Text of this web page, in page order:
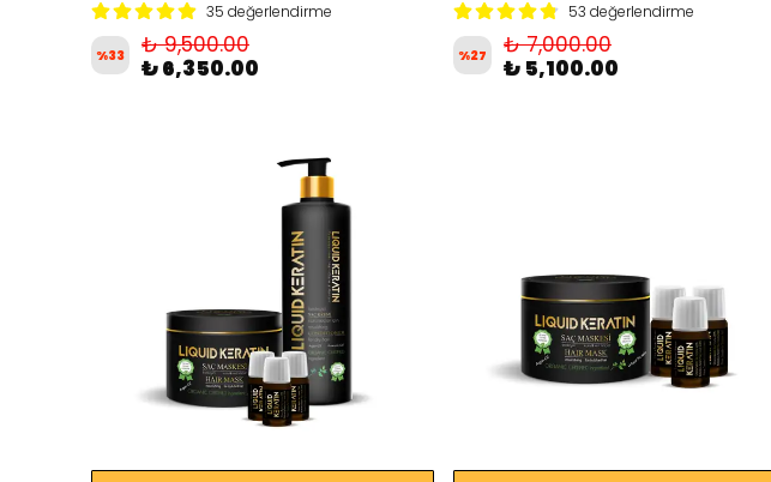
35 değerlendirme
%33
₺ 9,500.00
₺ 6,350.00
53 değerlendirme
%27
₺ 7,000.00
₺ 5,100.00